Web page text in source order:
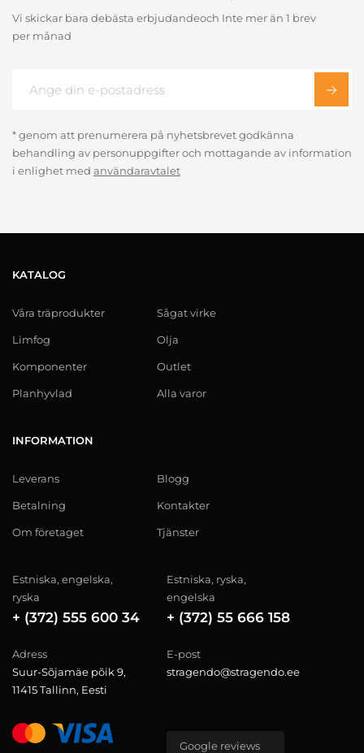
Vi skickar bara debästa erbjudandeoch Inte mer än 1 brev
per månad
* genom att prenumerera på nyhetsbrevet godkänna
behandling av personuppgifter och mottagande av information
i enlighet med användaravtalet
KATALOG
Våra träprodukter
Limfog
Komponenter
Planhyvlad
Sågat virke
Olja
Outlet
Alla varor
INFORMATION
Leverans
Betalning
Om företaget
Blogg
Kontakter
Tjänster
Estniska, engelska,
ryska
+ (372) 555 600 34
Estniska, ryska,
engelska
+ (372) 55 666 158
Adress
Suur-Sõjamäe põik 9,
11415 Tallinn, Eesti
E-post
stragendo@stragendo.ee
Google reviews